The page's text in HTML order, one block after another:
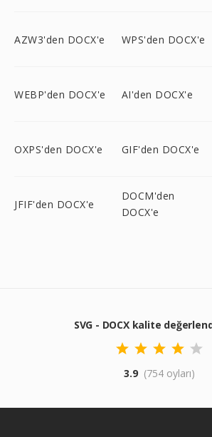
AZW3'den DOCX'e WPS'den DOCX'e
WEBP'den DOCX'e AI'den DOCX'e
OXPS'den DOCX'e GIF'den DOCX'e
JFIF'den DOCX'e
DOCM'den
DOCX'e
SVG - DOCX kalite
3.9 (754 oyları)